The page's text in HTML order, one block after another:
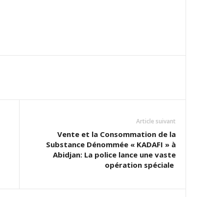
Article suivant
Vente et la Consommation de la
Substance Dénommée « KADAFI » à
Abidjan: La police lance une vaste
opération spéciale